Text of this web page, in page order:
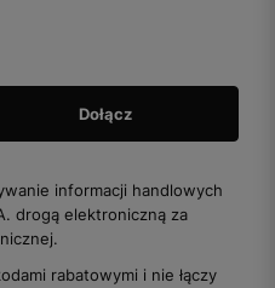
informacji handlowych
drogą elektroniczną za
rabatowymi i nie łączy